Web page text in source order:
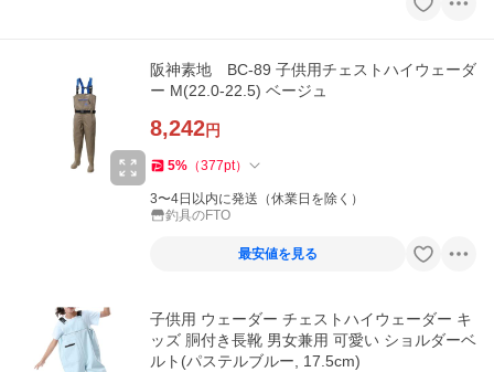
阪神素地 BC-89 子供用チェストハイウェーダ
ー M(22.0-22.5) ベージュ
8,242円
5% （377pt）
3〜4日以内に発送（休業日を除く）
釣具のFTO
最安値を見る
子供用 ウェーダー チェストハイウェーダー キ
ッズ 胴付き長靴 男女兼用 可愛い ショルダーベ
ルト(パステルブルー, 17.5cm)